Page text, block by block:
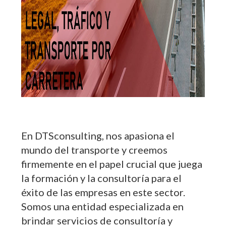
En DTSconsulting, nos apasiona el
mundo del transporte y creemos
firmemente en el papel crucial que juega
la formación y la consultoría para el
éxito de las empresas en este sector.
Somos una entidad especializada en
brindar servicios de consultoría y